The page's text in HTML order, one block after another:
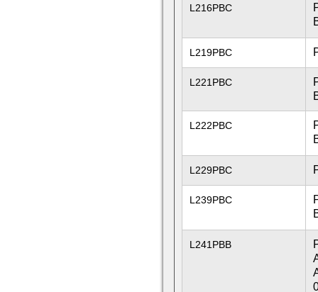
L216PBC
L219PBC
L221PBC
L222PBC
L229PBC
L239PBC
L241PBB